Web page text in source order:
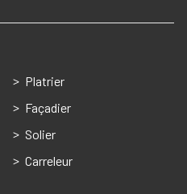
Platrier
Façadier
Solier
Carreleur